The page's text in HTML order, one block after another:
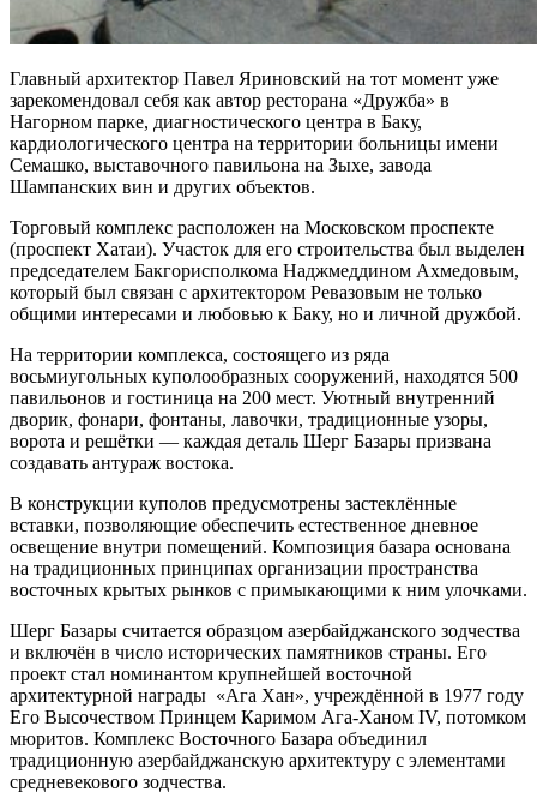
Главный архитектор Павел Яриновский на тот момент уже
зарекомендовал себя как автор ресторана «Дружба» в
Нагорном парке, диагностического центра в Баку,
кардиологического центра на территории больницы имени
Семашко, выставочного павильона на Зыхе, завода
Шампанских вин и других объектов.
Торговый комплекс расположен на Московском проспекте
(проспект Хатаи). Участок для его строительства был выделен
председателем Бакгорисполкома Наджмеддином Ахмедовым,
который был связан с архитектором Ревазовым не только
общими интересами и любовью к Баку, но и личной дружбой.
На территории комплекса, состоящего из ряда
восьмиугольных куполообразных сооружений, находятся 500
павильонов и гостиница на 200 мест. Уютный внутренний
дворик, фонари, фонтаны, лавочки, традиционные узоры,
ворота и решётки — каждая деталь Шерг Базары призвана
создавать антураж востока.
В конструкции куполов предусмотрены застеклённые
вставки, позволяющие обеспечить естественное дневное
освещение внутри помещений. Композиция базара основана
на традиционных принципах организации пространства
восточных крытых рынков с примыкающими к ним улочками.
Шерг Базары считается образцом азербайджанского зодчества
и включён в число исторических памятников страны. Его
проект стал номинантом крупнейшей восточной
архитектурной награды «Ага Хан», учреждённой в 1977 году
Его Высочеством Принцем Каримом Ага-Ханом IV, потомком
мюритов. Комплекс Восточного Базара объединил
традиционную азербайджанскую архитектуру с элементами
средневекового зодчества.